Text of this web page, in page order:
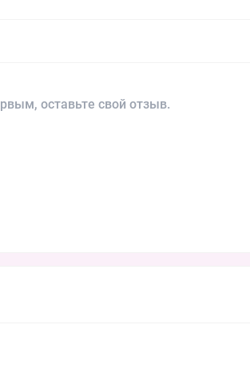
оставьте свой отзыв.